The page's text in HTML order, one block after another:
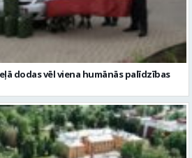
dodas vēl viena humānās palīdzības